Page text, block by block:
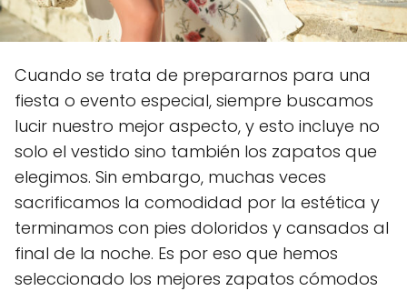
Cuando se trata de prepararnos para una
fiesta o evento especial, siempre buscamos
lucir nuestro mejor aspecto, y esto incluye no
solo el vestido sino también los zapatos que
elegimos. Sin embargo, muchas veces
sacrificamos la comodidad por la estética y
terminamos con pies doloridos y cansados al
final de la noche. Es por eso que hemos
seleccionado los mejores zapatos cómodos